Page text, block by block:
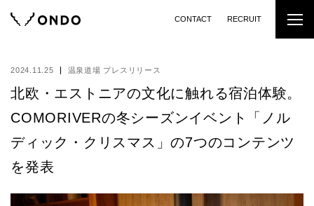
CONTACT RECRUIT
2024.11.25 温泉道場 プレスリリース
北欧・エストニアの文化に触れる宿泊体験。
COMORIVERの冬シーズンイベント「ノル
ディック・クリスマス」の7つのコンテンツ
を発表